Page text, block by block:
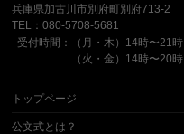
兵庫県加古川市別府町別府713-2
TEL：080-5708-5681
受付時間：（月・木）14時〜21時
（火・金）14時〜20時
トップページ
公文式とは？